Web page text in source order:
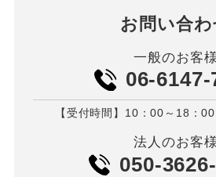
お問い合わ
一般のお客様
06-6147-
【受付時間】10：00～18：00
法人のお客様
050-